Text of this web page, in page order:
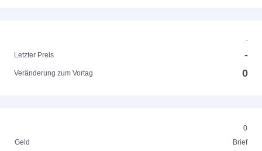
-
Letzter Preis
-
Veränderung zum Vortag 0
0
Geld
Brief